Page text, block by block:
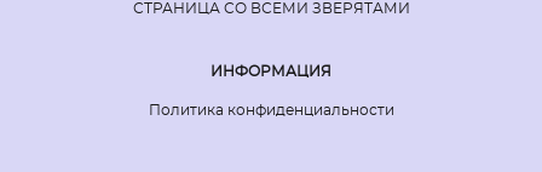
СТРАНИЦА СО ВСЕМИ ЗВЕРЯТАМИ
ИНФОРМАЦИЯ
Политика конфиденциальности